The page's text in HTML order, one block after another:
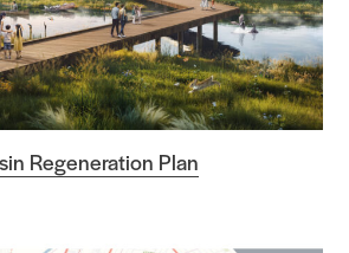
Regeneration Plan